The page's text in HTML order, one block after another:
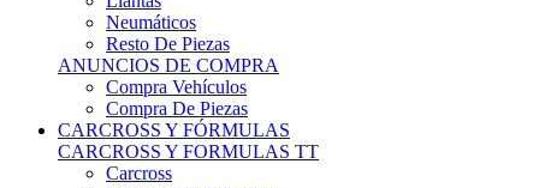
Neumáticos
Resto De Piezas
ANUNCIOS DE COMPRA
Compra Vehículos
Compra De Piezas
CARCROSS Y FÓRMULAS
CARCROSS Y FORMULAS TT
Carcross